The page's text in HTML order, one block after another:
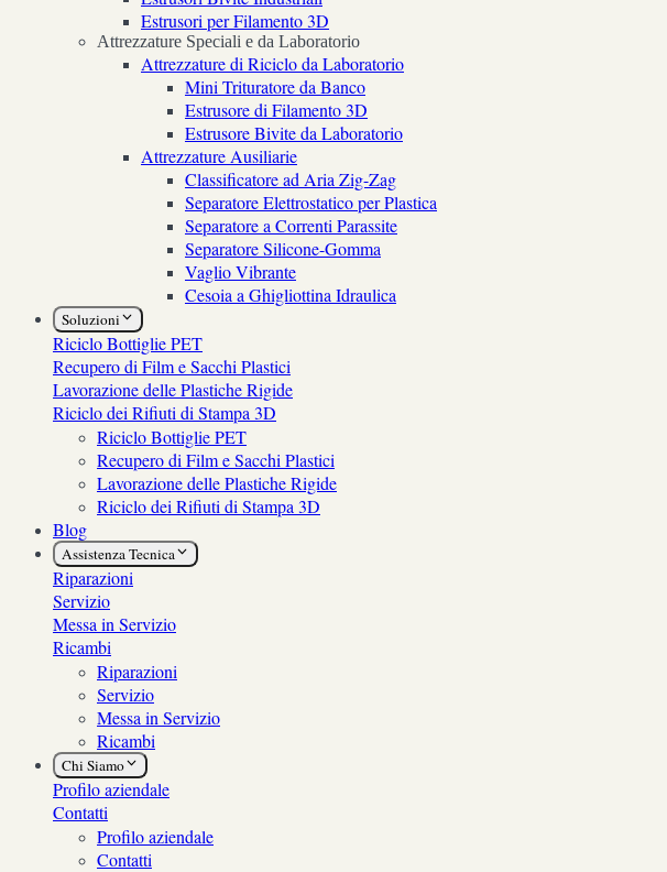
Estrusori per Filamento 3D
Attrezzature Speciali e da Laboratorio
Attrezzature di Riciclo da Laboratorio
Mini Trituratore da Banco
Estrusore di Filamento 3D
Estrusore Bivite da Laboratorio
Attrezzature Ausiliarie
Classificatore ad Aria Zig-Zag
Separatore Elettrostatico per Plastica
Separatore a Correnti Parassite
Separatore Silicone-Gomma
Vaglio Vibrante
Cesoia a Ghigliottina Idraulica
Soluzioni
Riciclo Bottiglie PET
Recupero di Film e Sacchi Plastici
Lavorazione delle Plastiche Rigide
Riciclo dei Rifiuti di Stampa 3D
Riciclo Bottiglie PET
Recupero di Film e Sacchi Plastici
Lavorazione delle Plastiche Rigide
Riciclo dei Rifiuti di Stampa 3D
Blog
Assistenza Tecnica
Riparazioni
Servizio
Messa in Servizio
Ricambi
Riparazioni
Servizio
Messa in Servizio
Ricambi
Chi Siamo
Profilo aziendale
Contatti
Profilo aziendale
Contatti